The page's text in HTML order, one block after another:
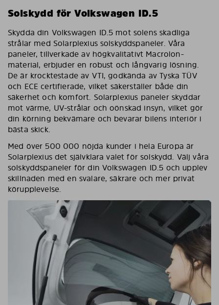
Solskydd för Volkswagen ID.5
Skydda din Volkswagen ID.5 mot solens skadliga
strålar med Solarplexius solskyddspaneler. Våra
paneler, tillverkade av högkvalitativt Macrolon-
material, erbjuder en robust och långvarig lösning.
De är krocktestade av VTI, godkända av Tyska TÜV
och ECE certifierade, vilket säkerställer både din
säkerhet och komfort. Solarplexius paneler skyddar
mot värme, UV-strålar och oönskad insyn, vilket gör
din körning bekvämare och bevarar bilens interiör i
bästa skick.
Med över 500 000 nöjda kunder i hela Europa är
Solarplexius det självklara valet för solskydd. Välj våra
solskyddspaneler för din Volkswagen ID.5 och upplev
skillnaden med en svalare, säkrare och mer privat
körupplevelse.